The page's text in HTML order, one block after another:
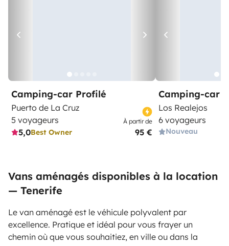
Camping-car Profilé
Puerto de La Cruz
5 voyageurs
5,0Best Owner
À partir de
95 €
Camping-car
Los Realejos
6 voyageurs
Nouveau
Vans aménagés disponibles à la location
— Tenerife
Le van aménagé est le véhicule polyvalent par
excellence. Pratique et idéal pour vous frayer un
chemin où que vous souhaitiez, en ville ou dans la